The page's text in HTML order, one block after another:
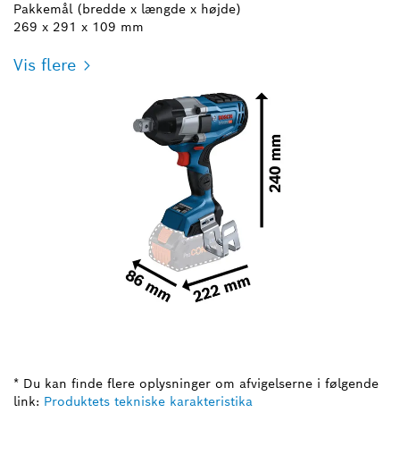
Pakkemål (bredde x længde x højde)
269 x 291 x 109 mm
Vis flere
* Du kan finde flere oplysninger om afvigelserne i følgende
link: Produktets tekniske karakteristika